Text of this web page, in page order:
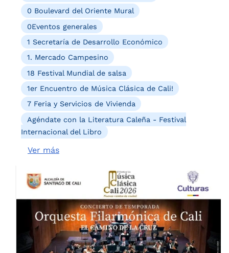
0 Boulevard del Oriente Mural
0Eventos generales
1 Secretaría de Desarrollo Económico
1. Mercado Campesino
18 Festival Mundial de salsa
1er Encuentro de Música Clásica de Cali!
7 Feria y Servicios de Vivienda
Agéndate con la Literatura Caleña - Festival
Internacional del Libro
Ver más